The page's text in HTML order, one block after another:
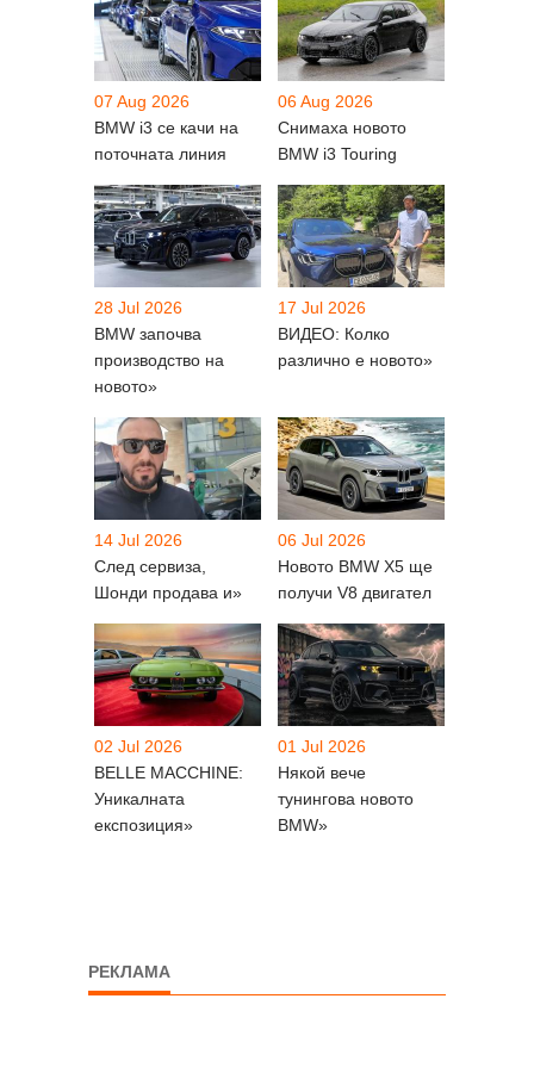
07 Aug 2026
BMW i3 се качи на
поточната линия
06 Aug 2026
Снимаха новото
BMW i3 Touring
28 Jul 2026
BMW започва
производство на
новото»
17 Jul 2026
ВИДЕО: Колко
различно е новото»
14 Jul 2026
След сервиза,
Шонди продава и»
06 Jul 2026
Новото BMW X5 ще
получи V8 двигател
02 Jul 2026
BELLE MACCHINE:
Уникалната
експозиция»
01 Jul 2026
Някой вече
тунингова новото
BMW»
РЕКЛАМА